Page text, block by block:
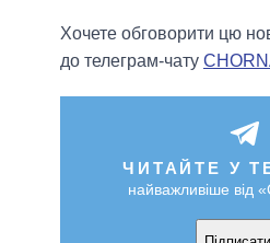
Хочете обговорити цю
до телеграм-чату
ЧИТАЙТЕ У
найважливіше від